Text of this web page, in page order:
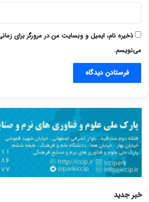
ذخیره نام، ایمیل و وبسایت من در مرورگر برای
می‌نویسم.
خبر جدید